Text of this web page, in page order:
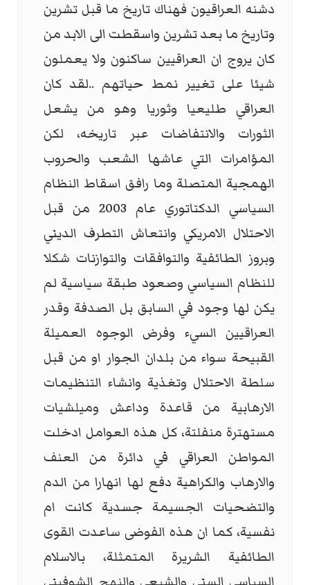
دشنه العراقيون فهناك تاريخ ما قبل تشرين
وتاريخ ما بعد تشرين واسقطت الى الابد من
كان يروج ان العراقيين ساكنون ولا يعملون
شيئا على تغيير نمط حياتهم ..لقد كان
العراقي طليعيا وثوريا وهو من يشعل
الثورات والانتفاضات عبر تاريخه، لكن
المؤامرات التي عاشها الشعب والحروب
الهمجية المتصلة وما رافق اسقاط النظام
السياسي الدكتاتوري عام 2003 من قبل
الاحتلال الامريكي وانتعاش التطرف الديني
وبروز الطائفية والتوافقات والتوازنات شكلا
للنظام السياسي وصعود طبقة سياسية لم
يكن لها وجود في السابق بل الصدفة وقدر
العراقيين السيء وفرض الوجوه العميلة
القبيحة سواء من بلدان الجوار او من قبل
سلطة الاحتلال وتغذية وانشاء التنظيمات
الارهابية من قاعدة وداعش وميلشيات
مستهترة منفلتة، كل هذه العوامل ادخلت
المواطن العراقي في دائرة من العنف
والارهاب والكراهية دفع لها انهارا من الدم
والتضحيات الجسيمة جسدية كانت ام
نفسية، كما ان هذه الفوضى ساعدت القوى
الطائفية الشريرة المتمثلة، بالاسلام